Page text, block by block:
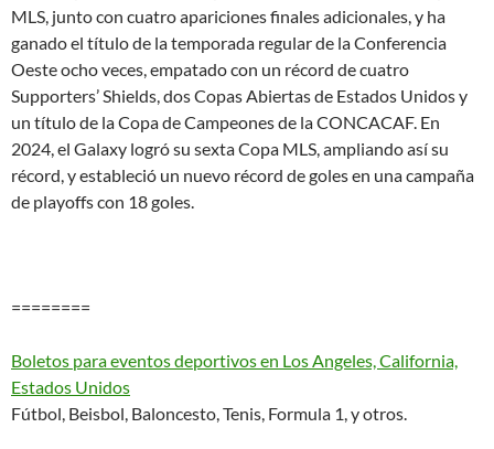
MLS, junto con cuatro apariciones finales adicionales, y ha
ganado el título de la temporada regular de la Conferencia
Oeste ocho veces, empatado con un récord de cuatro
Supporters’ Shields, dos Copas Abiertas de Estados Unidos y
un título de la Copa de Campeones de la CONCACAF. En
2024, el Galaxy logró su sexta Copa MLS, ampliando así su
récord, y estableció un nuevo récord de goles en una campaña
de playoffs con 18 goles.
========
Boletos para eventos deportivos en Los Angeles, California,
Estados Unidos
Fútbol, Beisbol, Baloncesto, Tenis, Formula 1, y otros.